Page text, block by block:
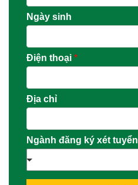
Ngày sinh
Điện thoại *
Địa chỉ
Ngành đăng ký xét tuyển